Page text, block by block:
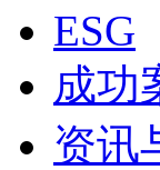
ESG
成功
资讯